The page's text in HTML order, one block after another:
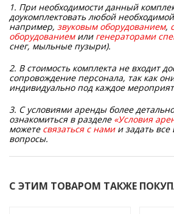
1. При необходимости данный
доукомплектовать любой
например, звуковым оборудованием,
оборудованиемили генераторами
снег, мыльные пузыри).
2. В стоимость комплекта не входит
сопровождение персонала, так как
индивидуально под каждое
3. С условиями аренды более
ознакомиться в разделе «Условия
можете связаться с намии задать
вопросы.
С ЭТИМ ТОВАРОМ ТАКЖЕ